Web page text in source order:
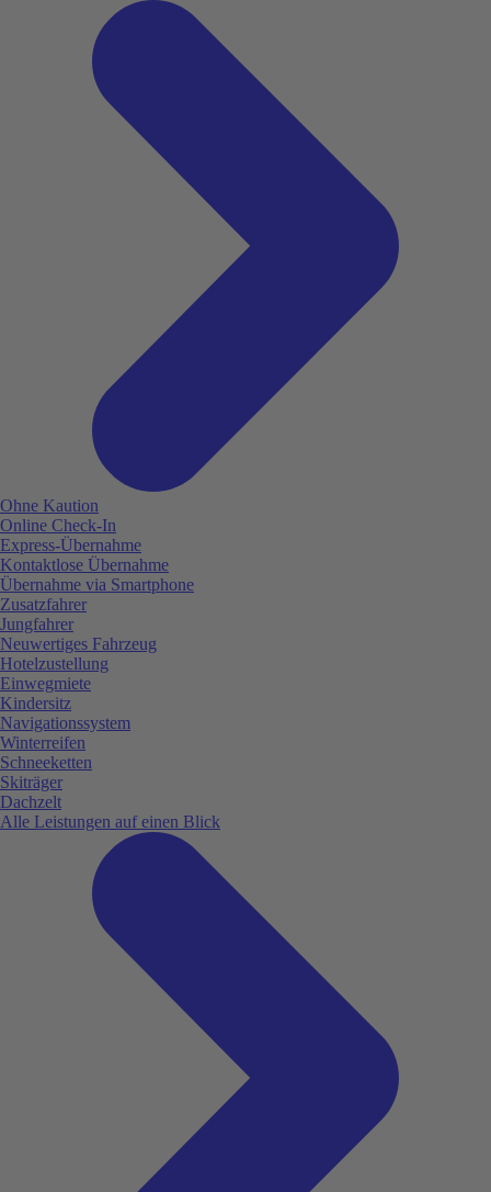
Ohne Kaution
Online Check-In
Express-Übernahme
Kontaktlose Übernahme
Übernahme via Smartphone
Zusatzfahrer
Jungfahrer
Neuwertiges Fahrzeug
Hotelzustellung
Einwegmiete
Kindersitz
Navigationssystem
Winterreifen
Schneeketten
Skiträger
Dachzelt
Alle Leistungen auf einen Blick